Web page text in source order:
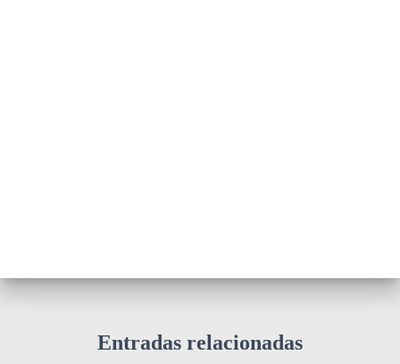
Entradas relacionadas